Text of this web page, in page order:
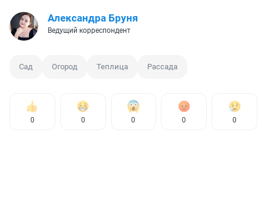
Александра Бруня
Ведущий корреспондент
Сад Огород Теплица Рассада
0 0 0 0 0